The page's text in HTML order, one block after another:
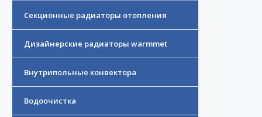
Секционные радиаторы отопления
Дизайнерские радиаторы warmmet
Внутрипольные конвектора
Водоочистка